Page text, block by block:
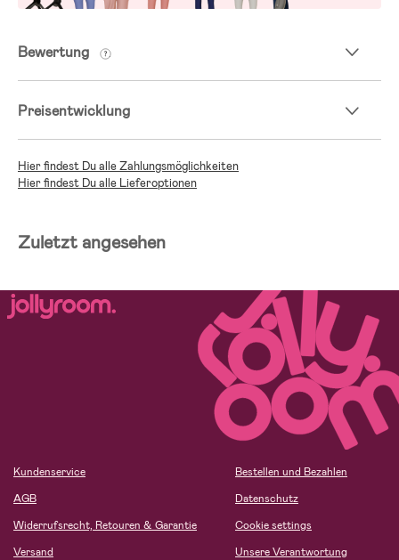
Bewertung
Preisentwicklung
Hier findest Du alle Zahlungsmöglichkeiten
Hier findest Du alle Lieferoptionen
Zuletzt angesehen
Kundenservice
AGB
Widerrufsrecht, Retouren & Garantie
Versand
Bestellen und Bezahlen
Datenschutz
Cookie settings
Unsere Verantwortung